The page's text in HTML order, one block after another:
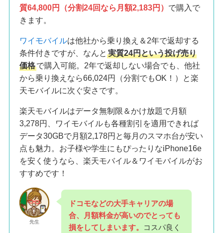
質64,800円（分割24回なら月額2,183円） で購入で
きます。
ワイモバイルは他社から乗り換え＆2年で返却する
条件付きですが、なんと実質24円という投げ売り
価格で購入可能。2年で返却しない場合でも、他社
から乗り換えなら66,024円（分割でもOK！）と楽
天モバイルに次ぐ安さです。
楽天モバイルはデータ無制限＆かけ放題で月額
3,278円、ワイモバイルも各種割引を適用できれば
データ30GBで月額2,178円と毎月のスマホ台が安い
点も魅力。お子様や学生にもぴったりなiPhone16e
を安く使うなら、楽天モバイル＆ワイモバイルがお
すすめです！
先生
ドコモなどの大手キャリアの場
合、月額料金が高いのでとっても
損をしてしまいます。 コスパ良く